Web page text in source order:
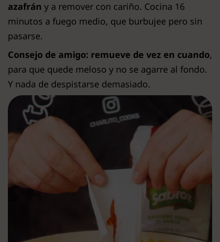
azafrán y a remover con cariño. Cocina 16
minutos a fuego medio, que burbujee pero sin
pasarse.
Consejo de amigo: remueve de vez en cuando,
para que quede meloso y no se agarre al fondo.
Y nada de despistarse demasiado.